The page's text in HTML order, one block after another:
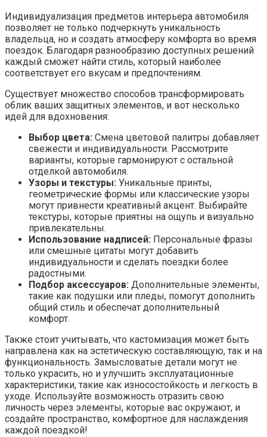
Индивидуализация предметов интерьера автомобиля
позволяет не только подчеркнуть уникальность
владельца, но и создать атмосферу комфорта во время
поездок. Благодаря разнообразию доступных решений
каждый сможет найти стиль, который наиболее
соответствует его вкусам и предпочтениям.
Существует множество способов трансформировать
облик ваших защитных элементов, и вот несколько
идей для вдохновения:
Выбор цвета: Смена цветовой палитры добавляет
свежести и индивидуальности. Рассмотрите
варианты, которые гармонируют с остальной
отделкой автомобиля.
Узоры и текстуры: Уникальные принты,
геометрические формы или классические узоры
могут привнести креативный акцент. Выбирайте
текстуры, которые приятны на ощупь и визуально
привлекательны.
Использование надписей: Персональные фразы
или смешные цитаты могут добавить
индивидуальности и сделать поездки более
радостными.
Подбор аксессуаров: Дополнительные элементы,
такие как подушки или пледы, помогут дополнить
общий стиль и обеспечат дополнительный
комфорт.
Также стоит учитывать, что кастомизация может быть
направлена как на эстетическую составляющую, так и на
функциональность. Замысловатые детали могут не
только украсить, но и улучшить эксплуатационные
характеристики, такие как износостойкость и легкость в
уходе. Используйте возможность отразить свою
личность через элементы, которые вас окружают, и
создайте пространство, комфортное для наслаждения
каждой поездкой!